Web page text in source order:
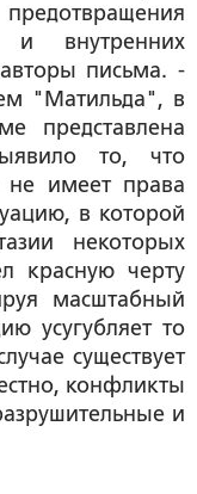
и внутренних
письма. -
"Матильда", в
представлена
то, что
не имеет права
в которой
некоторых
красную черту
масштабный
усугубляет то
существует
конфликты
и